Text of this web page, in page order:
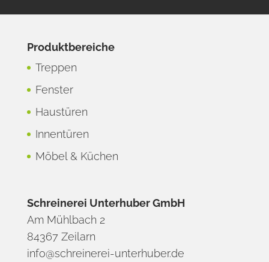
Produktbereiche
Treppen
Fenster
Haustüren
Innentüren
Möbel & Küchen
Schreinerei Unterhuber GmbH
Am Mühlbach 2
84367 Zeilarn
info@schreinerei-unterhuber.de